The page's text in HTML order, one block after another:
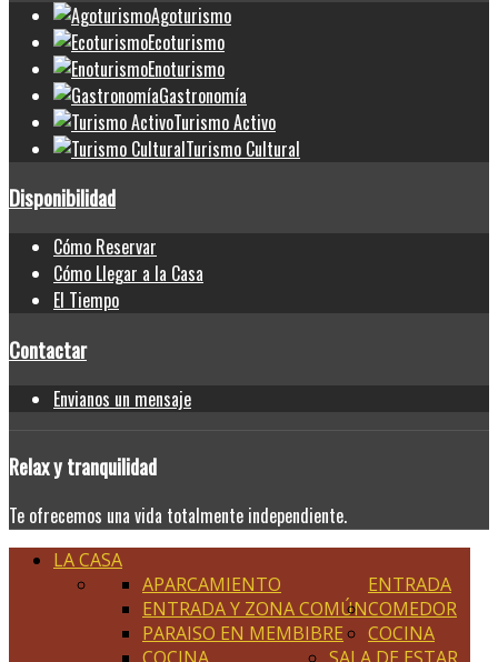
Agoturismo
Ecoturismo
Enoturismo
Gastronomía
Turismo Activo
Turismo Cultural
Disponibilidad
Cómo Reservar
Cómo Llegar a la Casa
El Tiempo
Contactar
Envianos un mensaje
Relaxy tranquilidad
Te ofrecemos una vida totalmente independiente.
LA CASA
ENTRADA
APARCAMIENTO
ENTRADA Y ZONA COMÚN
PARAISO EN MEMBIBRE
COMEDOR
COCINA